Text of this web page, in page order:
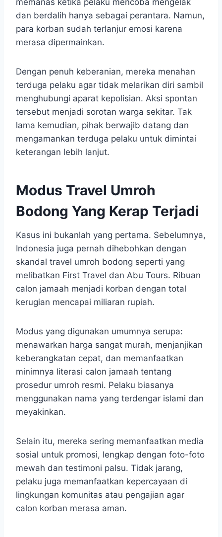
dan berdalih hanya sebagai perantara. Namun,
para korban sudah terlanjur emosi karena
merasa dipermainkan.
Dengan penuh keberanian, mereka menahan
terduga pelaku agar tidak melarikan diri sambil
menghubungi aparat kepolisian. Aksi spontan
tersebut menjadi sorotan warga sekitar. Tak
lama kemudian, pihak berwajib datang dan
mengamankan terduga pelaku untuk dimintai
keterangan lebih lanjut.
Modus Travel Umroh
Bodong Yang Kerap Terjadi
Kasus ini bukanlah yang pertama. Sebelumnya,
Indonesia juga pernah dihebohkan dengan
skandal travel umroh bodong seperti yang
melibatkan First Travel dan Abu Tours. Ribuan
calon jamaah menjadi korban dengan total
kerugian mencapai miliaran rupiah.
Modus yang digunakan umumnya serupa:
menawarkan harga sangat murah, menjanjikan
keberangkatan cepat, dan memanfaatkan
minimnya literasi calon jamaah tentang
prosedur umroh resmi. Pelaku biasanya
menggunakan nama yang terdengar islami dan
meyakinkan.
Selain itu, mereka sering memanfaatkan media
sosial untuk promosi, lengkap dengan foto-foto
mewah dan testimoni palsu. Tidak jarang,
pelaku juga memanfaatkan kepercayaan di
lingkungan komunitas atau pengajian agar
calon korban merasa aman.